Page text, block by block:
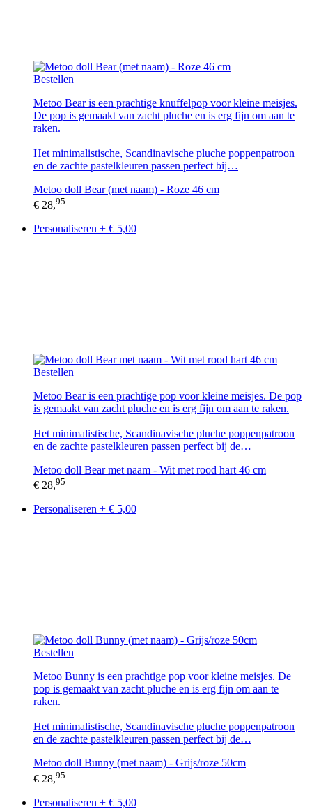
Bestellen
Metoo Bear is een prachtige knuffelpop voor kleine meisjes.
De pop is gemaakt van zacht pluche en is erg fijn om aan te
raken.
Het minimalistische, Scandinavische pluche poppenpatroon
en de zachte pastelkleuren passen perfect bij…
Metoo doll Bear (met naam) - Roze 46 cm
€ 28,95
Personaliseren + € 5,00
Bestellen
Metoo Bear is een prachtige pop voor kleine meisjes. De pop
is gemaakt van zacht pluche en is erg fijn om aan te raken.
Het minimalistische, Scandinavische pluche poppenpatroon
en de zachte pastelkleuren passen perfect bij de…
Metoo doll Bear met naam - Wit met rood hart 46 cm
€ 28,95
Personaliseren + € 5,00
Bestellen
Metoo Bunny is een prachtige pop voor kleine meisjes. De
pop is gemaakt van zacht pluche en is erg fijn om aan te
raken.
Het minimalistische, Scandinavische pluche poppenpatroon
en de zachte pastelkleuren passen perfect bij de…
Metoo doll Bunny (met naam) - Grijs/roze 50cm
€ 28,95
Personaliseren + € 5,00